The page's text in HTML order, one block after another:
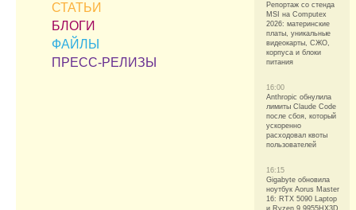
СТАТЬИ
БЛОГИ
ФАЙЛЫ
ПРЕСС-РЕЛИЗЫ
Репортаж со стенда
MSI на Computex
2026: материнские
платы, уникальные
видеокарты, СЖО,
корпуса и блоки
питания
16:00
Anthropic обнулила
лимиты Claude Code
после сбоя, который
ускоренно
расходовал квоты
пользователей
16:15
Gigabyte обновила
ноутбук Aorus Master
16: RTX 5090 Laptop
и Ryzen 9 9955HX3D